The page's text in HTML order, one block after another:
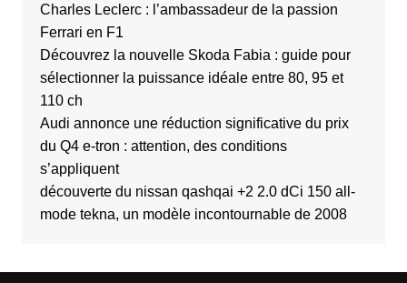
Charles Leclerc : l’ambassadeur de la passion
Ferrari en F1
Découvrez la nouvelle Skoda Fabia : guide pour
sélectionner la puissance idéale entre 80, 95 et
110 ch
Audi annonce une réduction significative du prix
du Q4 e-tron : attention, des conditions
s’appliquent
découverte du nissan qashqai +2 2.0 dCi 150 all-
mode tekna, un modèle incontournable de 2008